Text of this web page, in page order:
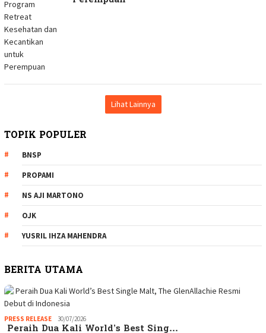
Lihat Lainnya
TOPIK POPULER
BNSP
PROPAMI
NS AJI MARTONO
OJK
YUSRIL IHZA MAHENDRA
BERITA UTAMA
PRESS RELEASE 30/07/2026
Peraih Dua Kali World’s Best Sing…